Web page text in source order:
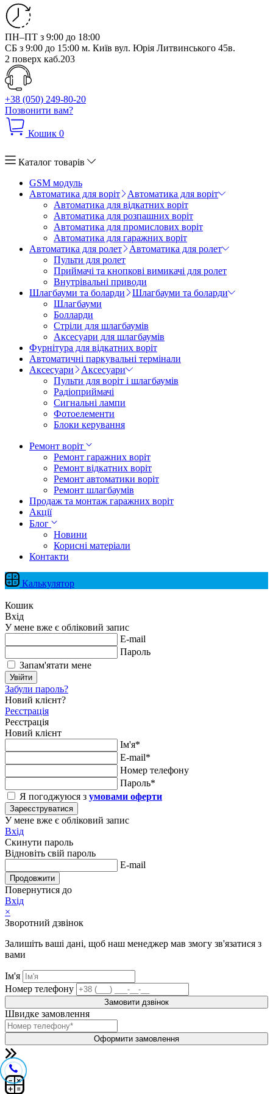
ПН–ПТ з 9:00 до 18:00
СБ з 9:00 до 15:00 м. Київ вул. Юрія Литвинського 45в.
2 поверх каб.203
+38 (050) 249-80-20
Позвонити вам?
Кошик 0
Каталог товарів
GSM модуль
Автоматика для воріт
Автоматика для воріт
Автоматика для відкатних воріт
Автоматика для розпашних воріт
Автоматика для промислових воріт
Автоматика для гаражних воріт
Автоматика для ролет
Автоматика для ролет
Пульти для ролет
Приймачі та кнопкові вимикачі для ролет
Внутрівальні приводи
Шлагбауми та боларди
Шлагбауми та боларди
Шлагбауми
Болларди
Стріли для шлагбаумів
Аксесуари для шлагбаумів
Фурнітура для відкатних воріт
Автоматичні паркувальні термінали
Аксесуари
Аксесуари
Пульти для воріт і шлагбаумів
Радіоприймачі
Сигнальні лампи
Фотоелементи
Блоки керування
Ремонт воріт
Ремонт гаражних воріт
Ремонт відкатних воріт
Ремонт автоматики воріт
Ремонт шлагбаумів
Продаж та монтаж гаражних воріт
Акції
Блог
Новини
Корисні матеріали
Контакти
Калькулятор
Кошик
Вхід
У мене вже є обліковий запис
E-mail
Пароль
Запам'ятати мене
Увійти
Забули пароль?
Новий клієнт?
Реєстрація
Реєстрація
Новий клієнт
Ім'я*
E-mail*
Номер телефону
Пароль*
Я погоджуюся з умовами оферти
Зареєструватися
У мене вже є обліковий запис
Вхід
Скинути пароль
Відновіть свій пароль
E-mail
Продовжити
Повернутися до
Вхід
×
Зворотний дзвінок
Залишіть ваші дані, щоб наш менеджер мав змогу зв'язатися з
вами
Ім'я
Номер телефону
Замовити дзвінок
Швидке замовлення
Оформити замовлення